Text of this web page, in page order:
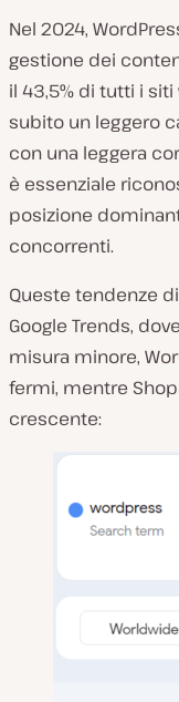
Nel 2024,
gestione dei
il 43,5% di tutti i
subito un leggero
con una leggera
è essenziale
posizione
concorrenti.
Queste tendenze
Google Trends,
misura minore,
fermi, mentre
crescente: